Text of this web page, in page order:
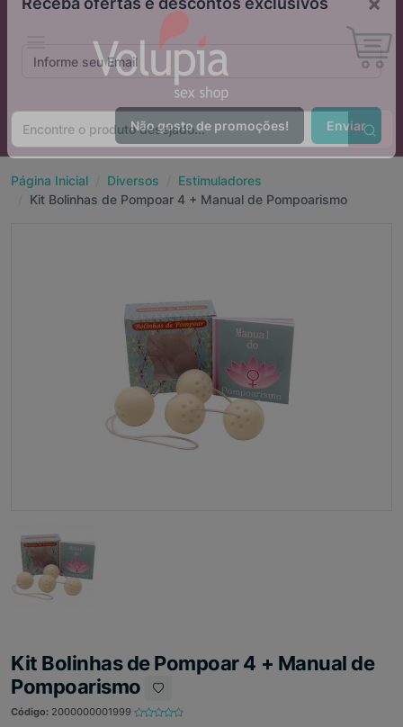
Página Inicial Diversos
Estimuladores
Kit Bolinhas de Pompoar 4 + Manual de Pompoarismo
Kit Bolinhas de Pompoar 4 + Manual de
Pompoarismo
Código: 2000000001999
Receba ofertas e descontos exclusivos ×
Não gosto de promoções! Enviar